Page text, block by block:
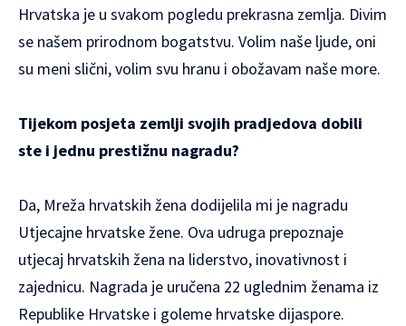
Hrvatska je u svakom pogledu prekrasna zemlja. Divim
se našem prirodnom bogatstvu. Volim naše ljude, oni
su meni slični, volim svu hranu i obožavam naše more.
Tijekom posjeta zemlji svojih pradjedova dobili
ste i jednu prestižnu nagradu?
Da, Mreža hrvatskih žena dodijelila mi je nagradu
Utjecajne hrvatske žene. Ova udruga prepoznaje
utjecaj hrvatskih žena na liderstvo, inovativnost i
zajednicu. Nagrada je uručena 22 uglednim ženama iz
Republike Hrvatske i goleme hrvatske dijaspore.